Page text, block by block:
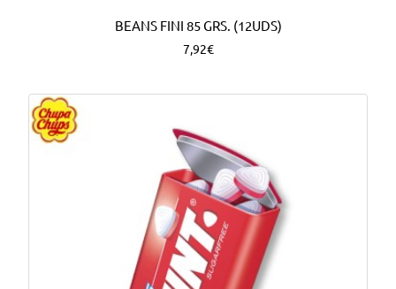
BEANS FINI 85 GRS. (12UDS)
7,92€